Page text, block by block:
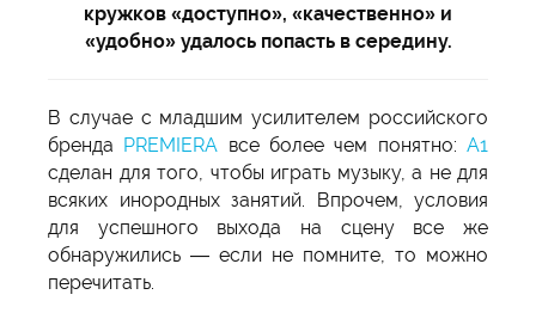
кружков «доступно», «качественно» и
«удобно» удалось попасть в середину.
В случае с младшим усилителем российского
бренда PREMIERA все более чем понятно:А1
сделан для того, чтобы играть музыку, а не для
всяких инородных занятий. Впрочем, условия
для успешного выхода на сцену все же
обнаружились — если не помните, то можно
перечитать.